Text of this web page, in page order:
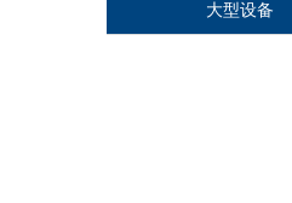
大型设备